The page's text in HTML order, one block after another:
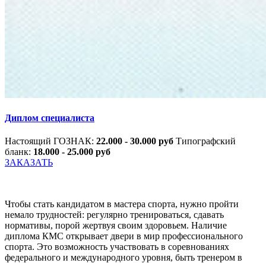
Диплом специалиста
Настоящий ГОЗНАК: 22.000 - 30.000 руб Типографский
бланк: 18.000 - 25.000 руб
ЗАКАЗАТЬ
Чтобы стать кандидатом в мастера спорта, нужно пройти
немало трудностей: регулярно тренироваться, сдавать
нормативы, порой жертвуя своим здоровьем. Наличие
диплома КМС открывает двери в мир профессионального
спорта. Это возможность участвовать в соревнованиях
федерального и международного уровня, быть тренером в